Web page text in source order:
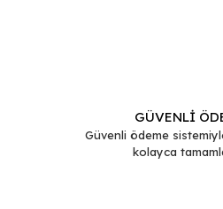
Ürün fiyatı diğer
Bu ürüne benzer farklı
GÜVENLİ
Güvenli ödeme
kolayca